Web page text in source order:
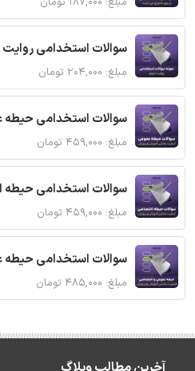
سوالات استخدامی
مبلغ: ۲۰۴,۰۰۰ تومان
سوالات استخدامی
مبلغ: ۴۵۹,۰۰۰ تومان
سوالات استخدامی
مبلغ: ۴۵۹,۰۰۰ تومان
سوالات استخدامی
مبلغ: ۴۸۵,۰۰۰ تومان